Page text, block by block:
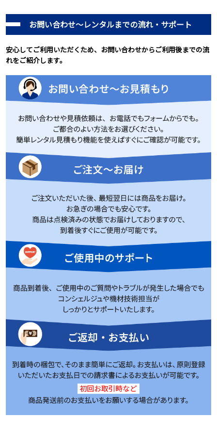
お問い合わせ～レンタルまでの流れ・サポート
安心してご利用いただくため、お問い合わせからご利用後までの流
れをご紹介します。